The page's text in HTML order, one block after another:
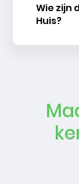
Wie zijn
Huis?